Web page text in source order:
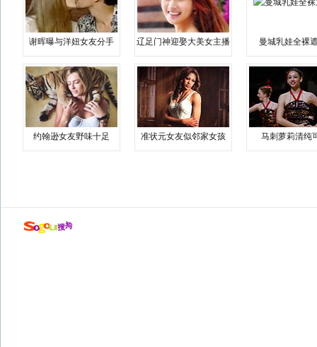
谢晖曝与洋妞女友分手 辽足门神迎娶大美女主播 曼城乳娃全裸
约翰逊女友野味十足 准状元女友似邻家女孩 马刺萝莉清纯